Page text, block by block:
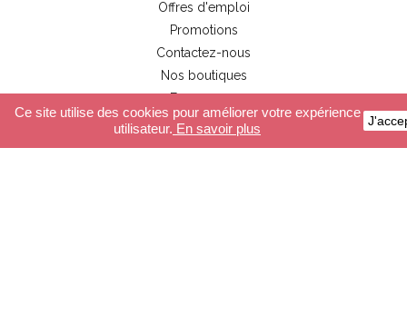
Offres d'emploi
Promotions
Contactez-nous
Nos boutiques
Espace pro
Ce site utilise des cookies pour améliorer votre expérience
utilisateur. En savoir plus